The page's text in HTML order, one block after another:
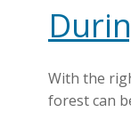
With the
forest can